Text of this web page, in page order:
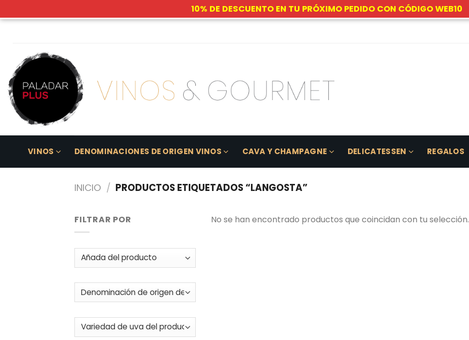
Skip
VINOS DENOMINACIONES DE ORIGEN VINOS CAVA Y CHAMPAGNE DELICATESSEN REGALOS
INICIO / PRODUCTOS ETIQUETADOS “LANGOSTA”
FILTRAR POR No se han encontrado productos que coincidan con tu selección.
10% DE DESCUENTO EN TU PRÓXIMO PEDIDO CON CÓDIGO WEB10